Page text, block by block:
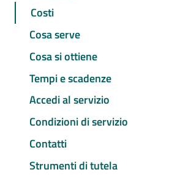
Costi
Cosa serve
Cosa si ottiene
Tempi e scadenze
Accedi al servizio
Condizioni di servizio
Contatti
Strumenti di tutela